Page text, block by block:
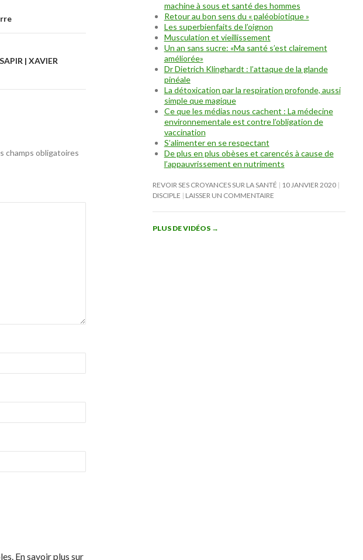
| XAVIER
champs obligatoires
En savoir plus sur
machine à sous et santé des hommes
Retour au bon sens du « paléobiotique »
Les superbienfaits de l’oignon
Musculation et vieillissement
Un an sans sucre: «Ma santé s’est clairement
améliorée»
Dr Dietrich Klinghardt : l’attaque de la glande
pinéale
La détoxication par la respiration profonde, aussi
simple que magique
Ce que les médias nous cachent : La médecine
environnementale est contre l’obligation de
vaccination
S’alimenter en se respectant
De plus en plus obèses et carencés à cause de
l’appauvrissement en nutriments
REVOIR SES CROYANCES SUR LA SANTÉ
10 JANVIER 2020
DISCIPLE
LAISSER UN COMMENTAIRE
PLUS DE VIDÉOS →